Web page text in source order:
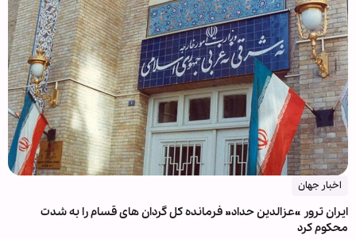
اخبار جهان
ایران ترور «عزالدین حداد» فرمانده کل گردان های قسام را به شدت
محکوم کرد